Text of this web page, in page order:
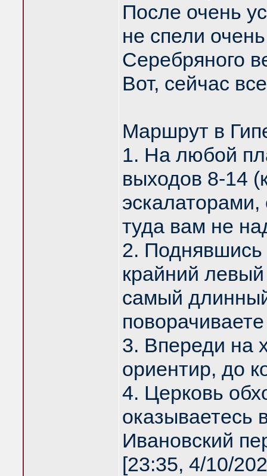
После очень
не спели
Серебряного
Вот, сейчас
Маршрут в
1. На любой
выходов 8-14
туда вам не
2. Поднявшись
крайний
самый
3. Впереди на
ориентир, до
4. Церковь
оказываетесь
Ивановский
[23:35, 4/10/